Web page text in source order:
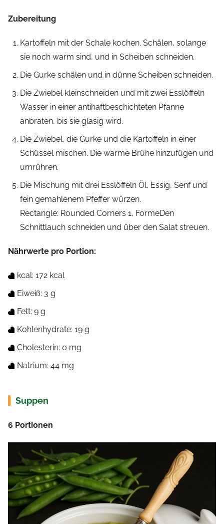
Zubereitung
Kartoffeln mit der Schale kochen. Schälen, solange
sie noch warm sind, und in Scheiben schneiden.
Die Gurke schälen und in dünne Scheiben schneiden.
Die Zwiebel kleinschneiden und mit zwei Esslöffeln
Wasser in einer antihaftbeschichteten Pfanne
anbraten, bis sie glasig wird.
Die Zwiebel, die Gurke und die Kartoffeln in einer
Schüssel mischen. Die warme Brühe hinzufügen und
umrühren.
Die Mischung mit drei Esslöffeln Öl, Essig, Senf und
fein gemahlenem Pfeffer würzen.
Rectangle: Rounded Corners 1, FormeDen
Schnittlauch schneiden und über den Salat streuen.
Nährwerte pro Portion:
kcal: 172 kcal
Eiweiß: 3 g
Fett: 9 g
Kohlenhydrate: 19 g
Cholesterin: 0 mg
Natrium: 44 mg
Suppen
6 Portionen